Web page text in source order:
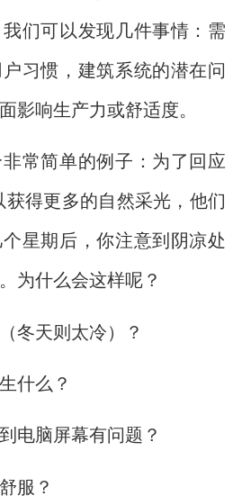
我们可以发现几件事情：需
习惯，建筑系统的潜在问
影响生产力或舒适度。
简单的例子：为了回应
得更多的自然采光，他们
星期后，你注意到阴凉处
为什么会这样呢？
天则太冷）？
什么？
脑屏幕有问题？
服？